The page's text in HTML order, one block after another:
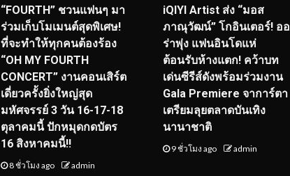
“FOURTH” ชวนแฟนๆ มา
ร่วมเก็บโมเมนต์สุดพิเศษ!
ที่จะทำให้ทุกคนต้องร้อง
“OH MY FOURTH
CONCERT” งานคอนเสิร์ต
เดี่ยวครั้งยิ่งใหญ่สุด
มหัศจรรย์ 3 วัน 16-17-18
ตุลาคมนี้ ปักหมุดกดบัตร
16 สิงหาคมนี้!!
8 ชั่วโมง ago admin
iQIYI Artist ส่ง “มอส
ภาณุวัฒน์” โกอินเตอร์! ออ
ร่าพุ่ง แฟนอินโดแห่
ต้อนรับห้างแตก! คว้าบท
เด่นซีรีส์ดังพร้อมร่วมงาน
Gala Premiere จาการ์ตา
เตรียมลุยตลาดบันเทิง
นานาชาติ
9 ชั่วโมง ago admin